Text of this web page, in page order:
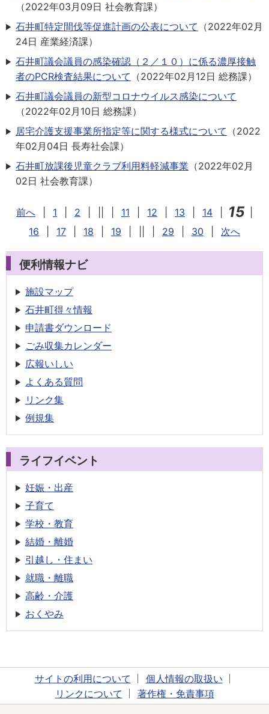
（2022年03月09日 社会教育課）
石井町特定間伐等促進計画の公表について （2022年02月
24日 産業経済課）
石井町議会議員の感染確認（２／１０）に係る濃厚接触
者のPCR検査結果について （2022年02月12日 総務課）
石井町議会議員の新型コロナウイルス感染について
（2022年02月10日 総務課）
居宅介護支援事業所指定等に関する様式について （2022
年02月04日 長寿社会課）
石井町放課後児童クラブ利用料軽減事業 （2022年02月
02日 社会教育課）
前へ 1 2 11 12 13 14 15
16
17 18 19 29 30 次へ
便利情報ナビ
施設マップ
石井町得々情報
申請書ダウンロード
ごみ収集カレンダー
広報いしい
よくある質問
リンク集
例規集
ライフイベント
妊娠・出産
子育て
学校・教育
結婚・離婚
引越し・住まい
就職・離職
高齢・介護
おくやみ
サイトの利用について
個人情報の取扱い
リンクについて
著作権・免責事項